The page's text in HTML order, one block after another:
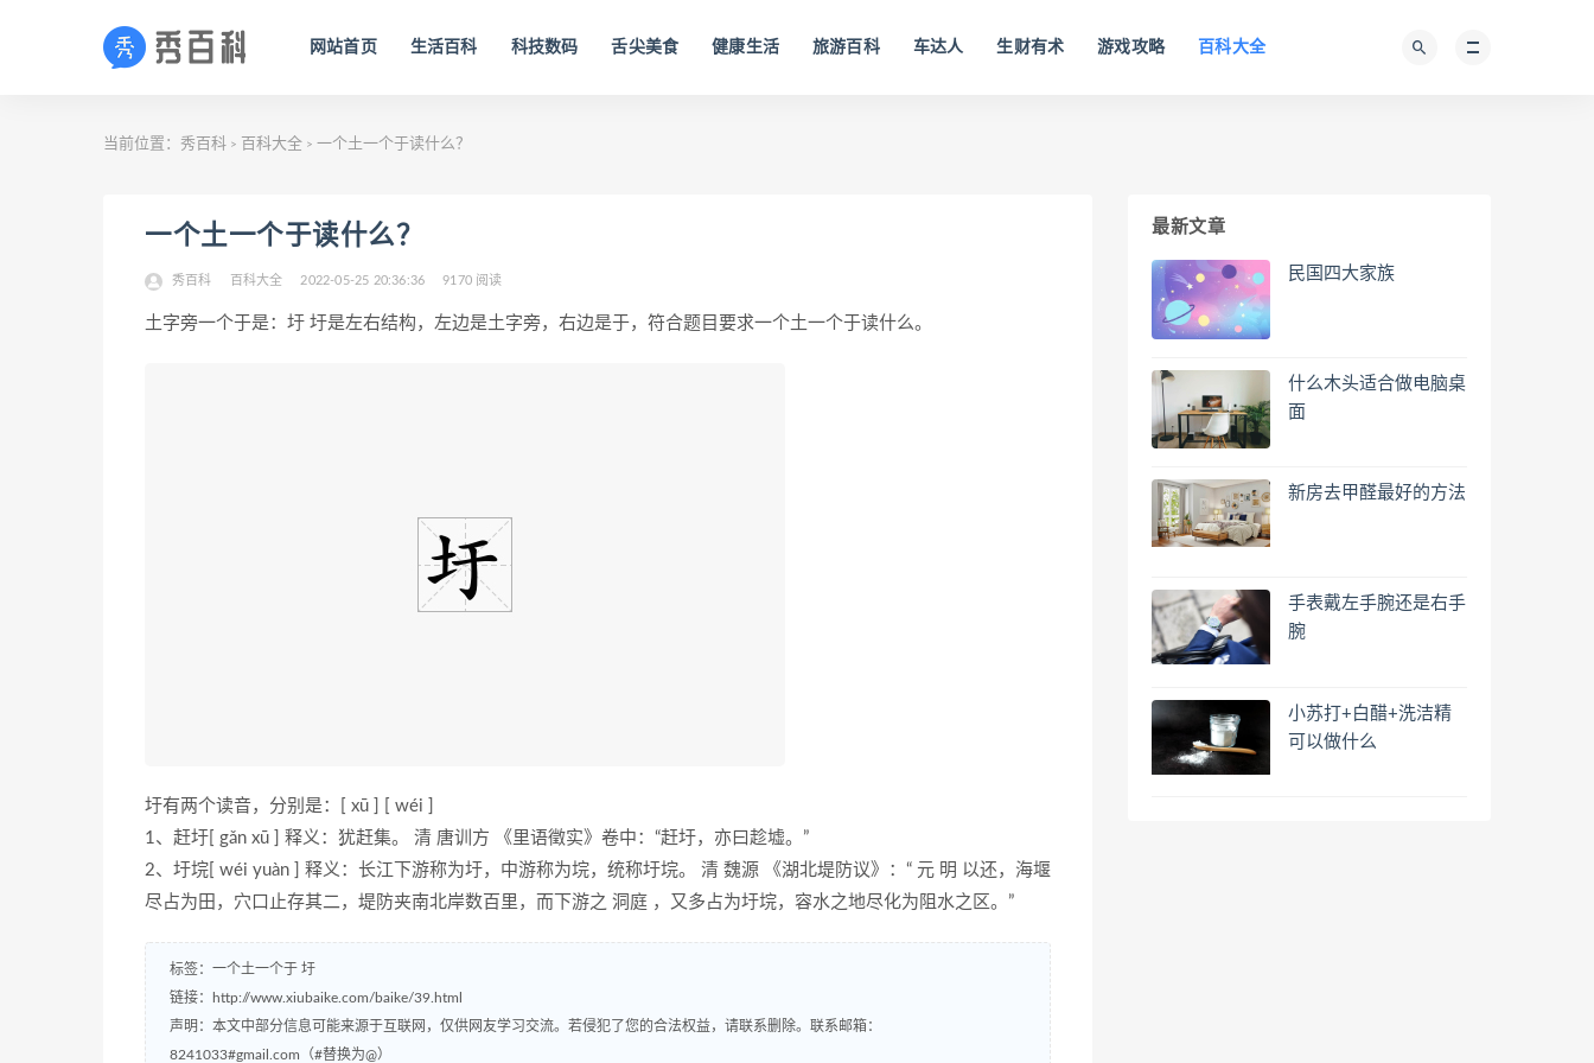
网站首页 生活百科 科技数码 舌尖美食 健康生活 旅游百科 车达人 生财有术 游戏攻略 百科大全
当前位置： 秀百科 > 百科大全 > 一个土一个于读什么？
一个土一个于读什么？
秀百科 百科大全 2022-05-25 20:36:36 9170 阅读
土字旁一个于是：圩 圩是左右结构，左边是土字旁，右边是于，符合题目要求一个土一个于读什么。
圩有两个读音，分别是：[ xū ] [ wéi ]
1、赶圩[ gǎn xū ] 释义：犹赶集。 清 唐训方 《里语徵实》卷中：“赶圩，亦曰趁墟。”
2、圩垸[ wéi yuàn ] 释义：长江下游称为圩，中游称为垸，统称圩垸。 清 魏源 《湖北堤防议》：“ 元 明 以还，海堰
尽占为田，穴口止存其二，堤防夹南北岸数百里，而下游之 洞庭 ，又多占为圩垸，容水之地尽化为阻水之区。”
标签： 一个土一个于 圩
链接：
http://www.xiubaike.com/baike/39.html
声明：本文中部分信息可能来源于互联网，仅供网友学习交流。若侵犯了您的合法权益，请联系删除。联系邮箱：
8241033#gmail.com（#替换为@）
最新文章
民国四大家族
什么木头适合做电脑桌
面
新房去甲醛最好的方法
手表戴左手腕还是右手
腕
小苏打+白醋+洗洁精
可以做什么